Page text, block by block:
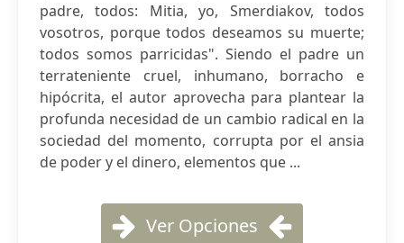
padre, todos: Mitia, yo, Smerdiakov, todos
vosotros, porque todos deseamos su muerte;
todos somos parricidas". Siendo el padre un
terrateniente cruel, inhumano, borracho e
hipócrita, el autor aprovecha para plantear la
profunda necesidad de un cambio radical en la
sociedad del momento, corrupta por el ansia
de poder y el dinero, elementos que ...
Ver Opciones